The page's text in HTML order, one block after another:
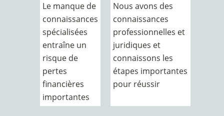
Le manque de
connaissances
spécialisées
entraîne un
risque de
pertes
financières
importantes
Nous avons des
connaissances
professionnelles et
juridiques et
connaissons les
étapes importantes
pour réussir